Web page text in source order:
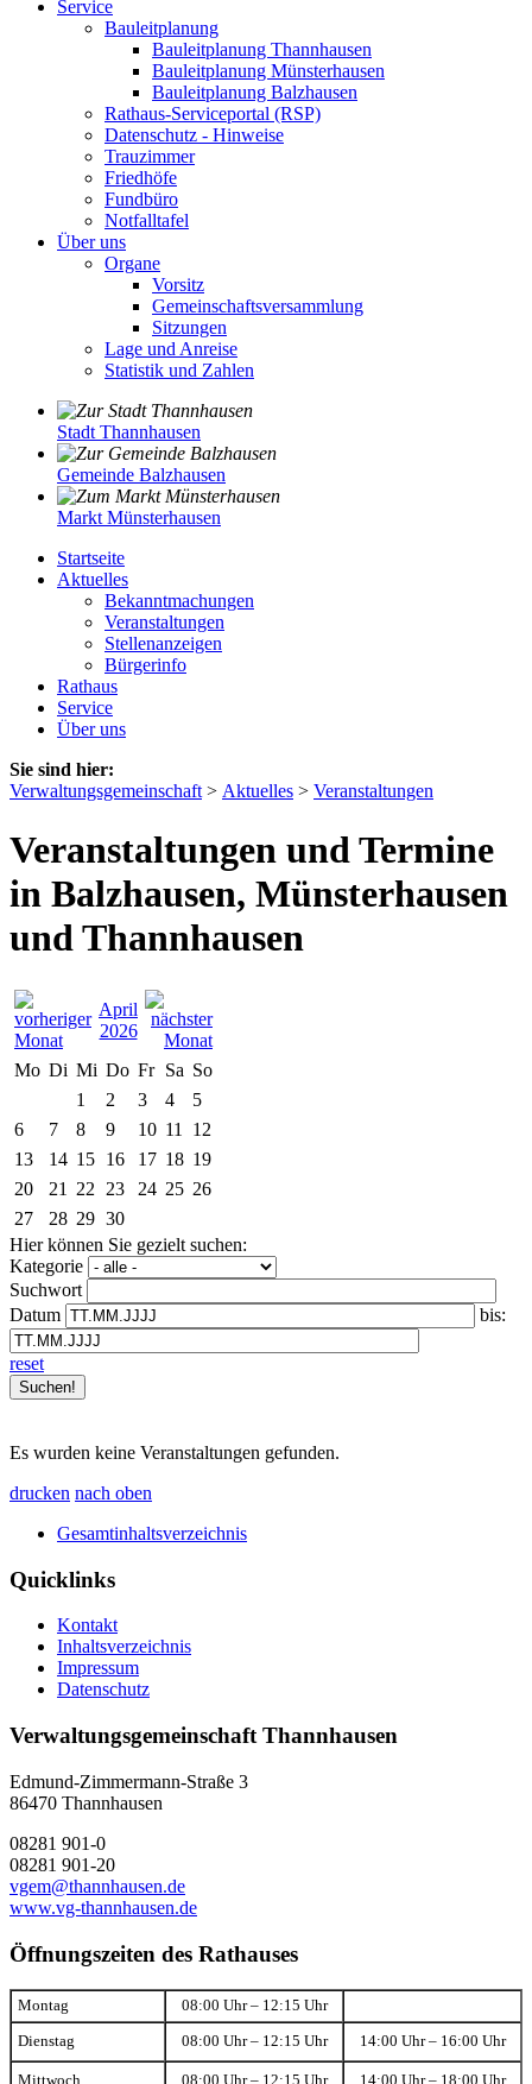
Service
Bauleitplanung
Bauleitplanung Thannhausen
Bauleitplanung Münsterhausen
Bauleitplanung Balzhausen
Rathaus-Serviceportal (RSP)
Datenschutz - Hinweise
Trauzimmer
Friedhöfe
Fundbüro
Notfalltafel
Über uns
Organe
Vorsitz
Gemeinschaftsversammlung
Sitzungen
Lage und Anreise
Statistik und Zahlen
Stadt Thannhausen
Gemeinde Balzhausen
Markt Münsterhausen
Startseite
Aktuelles
Bekanntmachungen
Veranstaltungen
Stellenanzeigen
Bürgerinfo
Rathaus
Service
Über uns
Sie sind hier:
Verwaltungsgemeinschaft > Aktuelles > Veranstaltungen
Veranstaltungen und Termine
in Balzhausen, Münsterhausen
und Thannhausen
April
2026
Mo Di Mi Do Fr Sa So
1
2 3 4
5
6
7 8 9 10 11
12
13
14 15 16 17 18 19
20
21 22 23 24 25 26
27
28 29 30
Hier können Sie gezielt suchen:
Kategorie
Suchwort
Datum
bis:
reset
Es wurden keine Veranstaltungen gefunden.
drucken nach oben
Gesamtinhaltsverzeichnis
Quicklinks
Kontakt
Inhaltsverzeichnis
Impressum
Datenschutz
Verwaltungsgemeinschaft Thannhausen
Edmund-Zimmermann-Straße 3
86470 Thannhausen
08281 901-0
08281 901-20
vgem@thannhausen.de
www.vg-thannhausen.de
Öffnungszeiten des Rathauses
Montag 08:00 Uhr – 12:15 Uhr
Dienstag 08:00 Uhr – 12:15 Uhr 14:00 Uhr – 16:00 Uhr